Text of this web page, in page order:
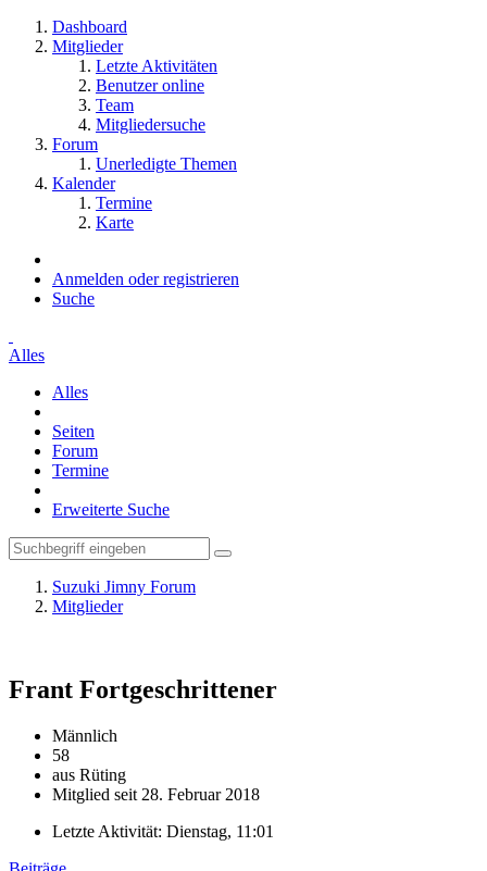
Dashboard
Mitglieder
Letzte Aktivitäten
Benutzer online
Team
Mitgliedersuche
Forum
Unerledigte Themen
Kalender
Termine
Karte
Anmelden oder registrieren
Suche
Alles
Alles
Seiten
Forum
Termine
Erweiterte Suche
Suzuki Jimny Forum
Mitglieder
Frant Fortgeschrittener
Männlich
58
aus Rüting
Mitglied seit 28. Februar 2018
Letzte Aktivität: Dienstag, 11:01